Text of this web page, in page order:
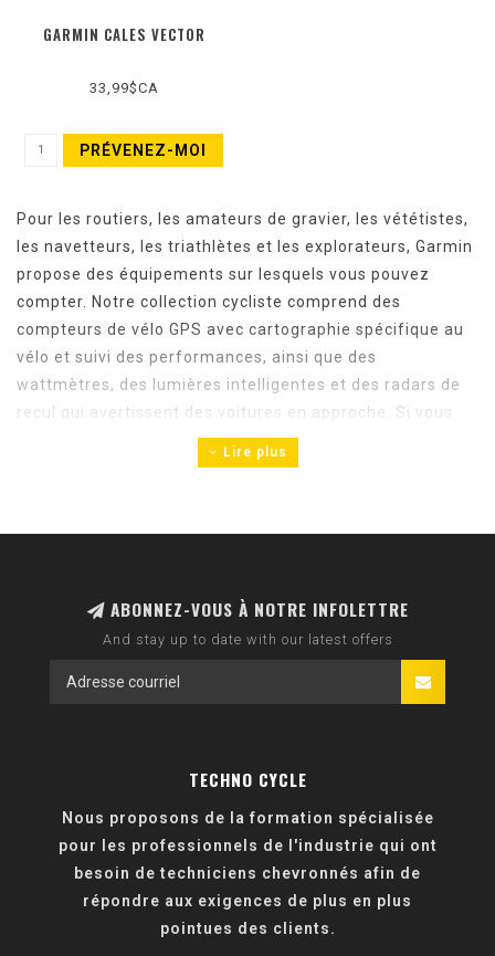
GARMIN CALES VECTOR
33,99$CA
PRÉVENEZ-MOI
Pour les routiers, les amateurs de gravier, les vététistes,
les navetteurs, les triathlètes et les explorateurs, Garmin
propose des équipements sur lesquels vous pouvez
compter. Notre collection cycliste comprend des
compteurs de vélo GPS avec cartographie spécifique au
vélo et suivi des performances, ainsi que des
wattmètres, des lumières intelligentes et des radars de
recul qui avertissent des voitures en approche. Si vous
souhaitez vous entraîner à l'intérieur afin de pouvoir le
faire plus intelligemment tout au long de l'année,
Lire plus
ABONNEZ-VOUS À NOTRE INFOLETTRE
And stay up to date with our latest offers
TECHNO CYCLE
Nous proposons de la formation spécialisée
pour les professionnels de l'industrie qui ont
besoin de techniciens chevronnés afin de
répondre aux exigences de plus en plus
pointues des clients.